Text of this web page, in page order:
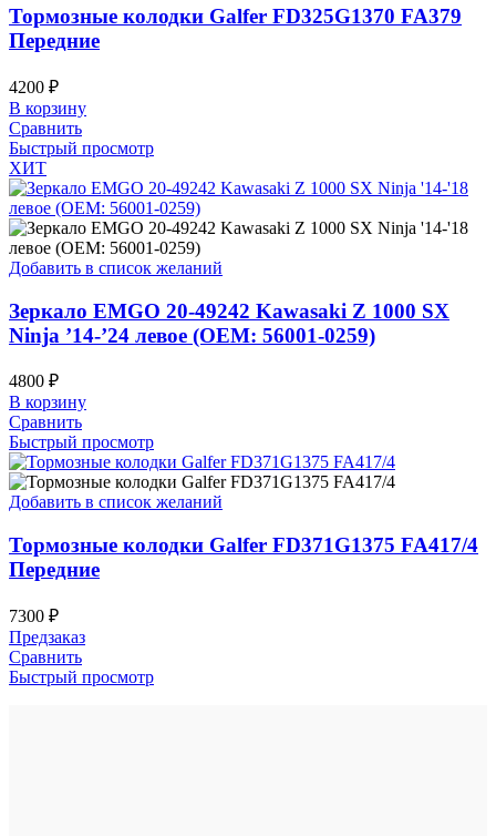
Тормозные колодки Galfer FD325G1370 FA379
Передние
4200 ₽
В корзину
Сравнить
Быстрый просмотр
ХИТ
Добавить в список желаний
Зеркало EMGO 20-49242 Kawasaki Z 1000 SX
Ninja ’14-’24 левое (OEM: 56001-0259)
4800 ₽
В корзину
Сравнить
Быстрый просмотр
Добавить в список желаний
Тормозные колодки Galfer FD371G1375 FA417/4
Передние
7300 ₽
Предзаказ
Сравнить
Быстрый просмотр